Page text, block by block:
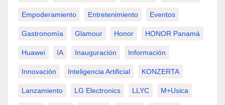
Empoderamiento Entretenimiento Eventos
Gastronomía Glamour Honor HONOR Panamá
Huawei IA Inauguración Información
Innovación Inteligencia Artificial KONZERTA
Lanzamiento LG Electronics LLYC M+usica